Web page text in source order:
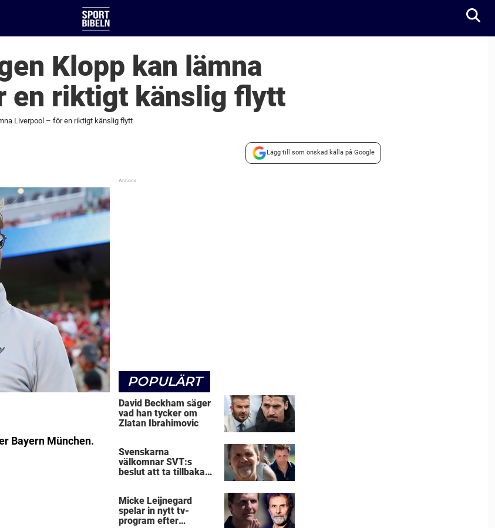
Klopp kan lämna
en riktigt känslig flytt
Liverpool – för en riktigt känslig flytt
Lägg till som önskad källa på Google
Bayern München.
POPULÄRT
David Beckham säger
vad han tycker om
Zlatan Ibrahimovic
Svenskarna
välkomnar SVT:s
beslut att ta tillbaka
Micke Leijnegard
spelar in nytt tv-
program efter